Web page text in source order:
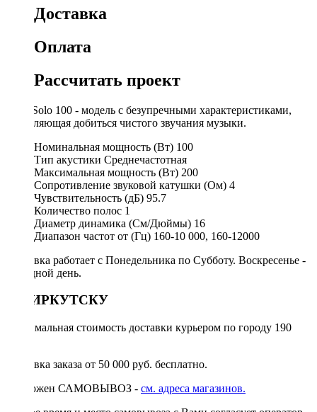
Доставка
Оплата
Рассчитать проект
Pride Solo 100 - модель с безупречными характеристиками,
позволяющая добиться чистого звучания музыки.
Номинальная мощность (Вт) 100
Тип акустики Среднечастотная
Максимальная мощность (Вт) 200
Сопротивление звуковой катушки (Ом) 4
Чувствительность (дБ) 95.7
Количество полос 1
Диаметр динамика (См/Дюймы) 16
Диапазон частот от (Гц) 160-10 000, 160-12000
Доставка работает с Понедельника по Субботу. Воскресенье -
выходной день.
ПО ИРКУТСКУ
Минимальная стоимость доставки курьером по городу 190
Доставка заказа от 50 000 руб. бесплатно.
Возможен САМОВЫВОЗ - см. адреса магазинов.